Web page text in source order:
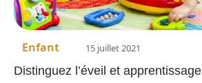
Enfant 15 juillet 2021
Distinguez l’éveil et apprentissage